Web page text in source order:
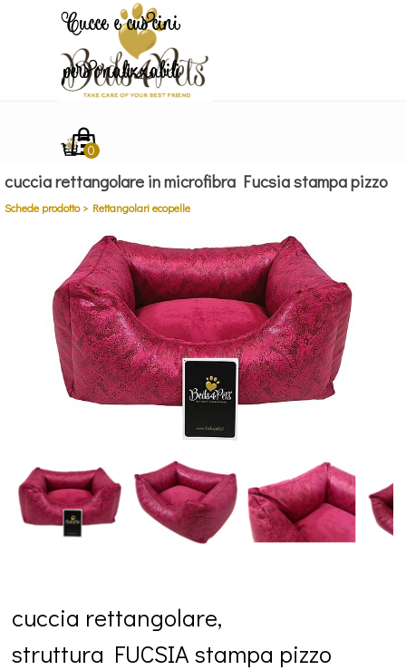
Salta menù
Cucce e cuscini
personalizzabili
cuccia rettangolare in microfibra Fucsia stampa pizzo
Schede prodotto > Rettangolari ecopelle
cuccia rettangolare,
struttura FUCSIA stampa pizzo